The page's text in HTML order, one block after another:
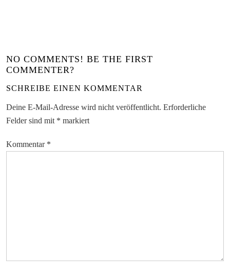
NO COMMENTS! BE THE FIRST
COMMENTER?
SCHREIBE EINEN KOMMENTAR
Deine E-Mail-Adresse wird nicht veröffentlicht. Erforderliche
Felder sind mit * markiert
Kommentar *